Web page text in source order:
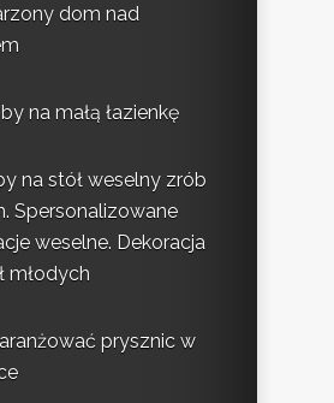
dom nad
na małą łazienkę
na stół weselny zrób
Spersonalizowane
weselne. Dekoracja
młodych
prysznic w